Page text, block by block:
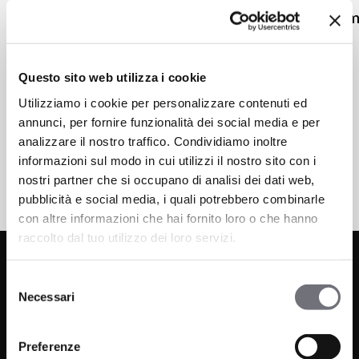
Questo sito web utilizza i cookie
Utilizziamo i cookie per personalizzare contenuti ed
annunci, per fornire funzionalità dei social media e per
analizzare il nostro traffico. Condividiamo inoltre
informazioni sul modo in cui utilizzi il nostro sito con i
nostri partner che si occupano di analisi dei dati web,
pubblicità e social media, i quali potrebbero combinarle
con altre informazioni che hai fornito loro o che hanno
raccolto dal tuo utilizzo dei loro servizi.
delNecessari
Preferenze
vie con deviatore manuale
incasso